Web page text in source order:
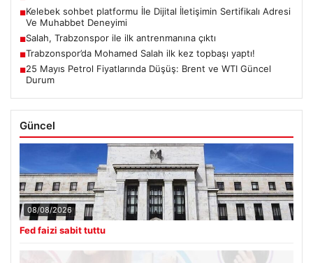
■Kelebek sohbet platformu İle Dijital İletişimin Sertifikalı Adresi
Ve Muhabbet Deneyimi
■Salah, Trabzonspor ile ilk antrenmanına çıktı
■Trabzonspor’da Mohamed Salah ilk kez topbaşı yaptı!
■25 Mayıs Petrol Fiyatlarında Düşüş: Brent ve WTI Güncel
Durum
Güncel
08/08/2026
Fed faizi sabit tuttu